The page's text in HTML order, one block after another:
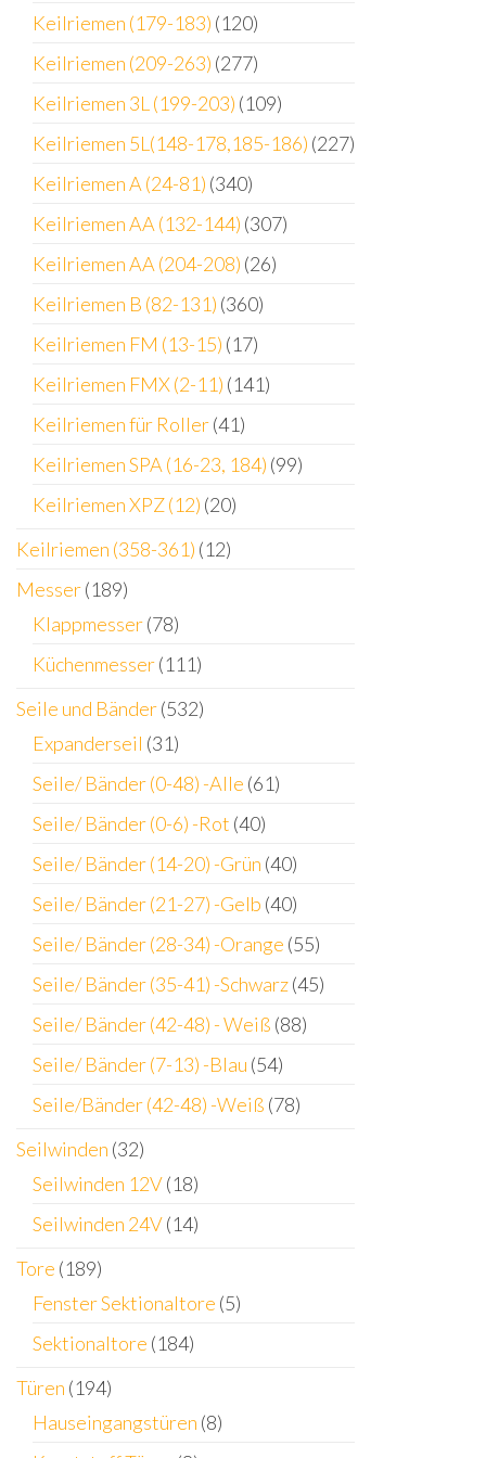
Keilriemen (179-183) (120)
Keilriemen (209-263) (277)
Keilriemen 3L (199-203) (109)
Keilriemen 5L(148-178,185-186) (227)
Keilriemen A (24-81) (340)
Keilriemen AA (132-144) (307)
Keilriemen AA (204-208) (26)
Keilriemen B (82-131) (360)
Keilriemen FM (13-15) (17)
Keilriemen FMX (2-11) (141)
Keilriemen für Roller(41)
Keilriemen SPA (16-23, 184) (99)
Keilriemen XPZ (12) (20)
Keilriemen (358-361) (12)
Messer(189)
Klappmesser(78)
Küchenmesser(111)
Seile und Bänder(532)
Expanderseil (31)
Seile/ Bänder (0-48) -Alle (61)
Seile/ Bänder (0-6) -Rot (40)
Seile/ Bänder (14-20) -Grün (40)
Seile/ Bänder (21-27) -Gelb (40)
Seile/ Bänder (28-34) -Orange (55)
Seile/ Bänder (35-41) -Schwarz(45)
Seile/ Bänder (42-48) - Weiß (88)
Seile/ Bänder (7-13) -Blau (54)
Seile/Bänder (42-48) -Weiß (78)
Seilwinden (32)
Seilwinden 12V(18)
Seilwinden 24V(14)
Tore (189)
Fenster Sektionaltore (5)
Sektionaltore (184)
Türen (194)
Hauseingangstüren (8)